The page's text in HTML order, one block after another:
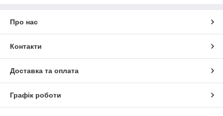
Про нас
Контакти
Доставка та оплата
Графік роботи